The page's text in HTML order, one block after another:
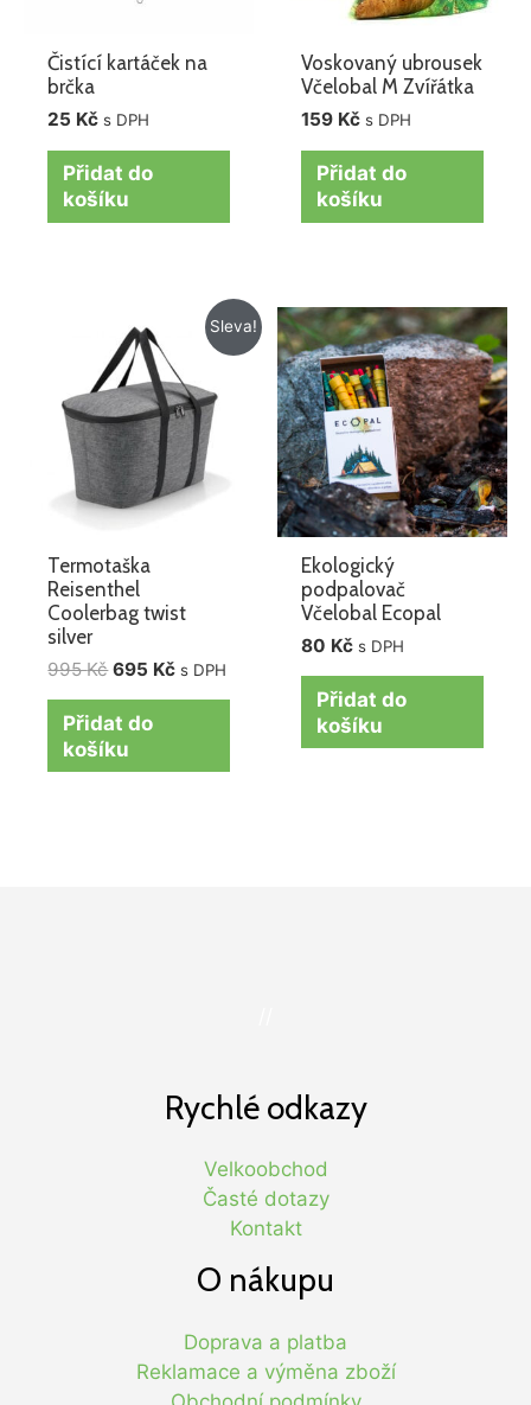
Čistící kartáček na
brčka
25 Kč s DPH
Přidat do
košíku
Voskovaný ubrousek
Včelobal M Zvířátka
159 Kč s DPH
Přidat do
košíku
Sleva!
Termotaška
Reisenthel
Coolerbag twist
silver
995Kč
cena
byla:
995 Kč.
695 Kč
Aktuální
cena
695 Kč.
s DPH
Přidat do
košíku
Ekologický
podpalovač
Včelobal Ecopal
80 Kč s DPH
Přidat do
košíku
Rychlé odkazy
Velkoobchod
Časté dotazy
Kontakt
O nákupu
Doprava a platba
Reklamace a výměna zboží